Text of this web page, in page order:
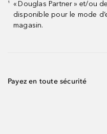
¹
« Douglas Partner » et/ou
disponible pour le mode
magasin.
Payez en toute sécurité